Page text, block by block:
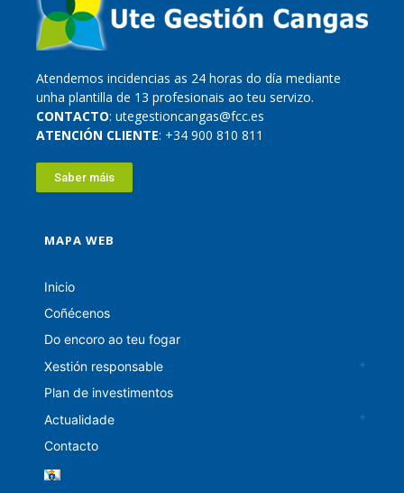
Atendemos incidencias as 24 horas do día mediante
unha plantilla de 13 profesionais ao teu servizo.
CONTACTO: utegestioncangas@fcc.es
ATENCIÓN CLIENTE: +34 900 810 811
Saber máis
MAPA WEB
Inicio
Coñécenos
Do encoro ao teu fogar
Xestión responsable
Plan de investimentos
Actualidade
Contacto